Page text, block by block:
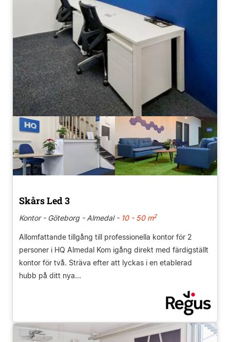
Skårs Led 3
Kontor - Göteborg - Almedal -10 - 50 m2
Allomfattande tillgång till professionella kontor för 2
personer i HQ Almedal Kom igång direkt med färdigställt
kontor för två. Sträva efter att lyckas i en etablerad
hubb på ditt nya...